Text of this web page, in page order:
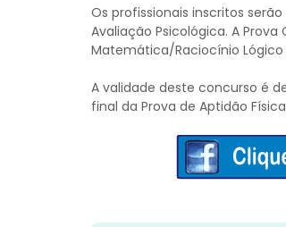
Os profissionais inscritos
Avaliação Psicológica. A
Matemática/Raciocínio
A validade deste concurso é
final da Prova de Aptidão